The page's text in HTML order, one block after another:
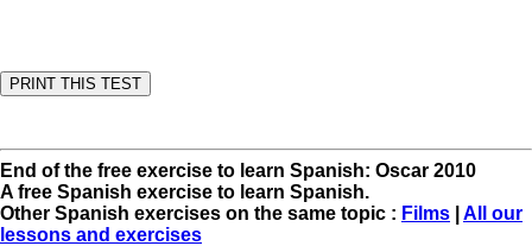
End of the free exercise to learn Spanish: Oscar 2010
A free Spanish exercise to learn Spanish.
Other Spanish exercises on the same topic : Films
All our
lessons and exercises